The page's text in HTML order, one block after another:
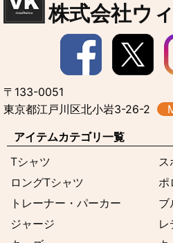
株式会社ウ
〒133-0051
東京都江戸川区北小岩3-26-2
アイテムカテゴリ一覧
Tシャツ
ス
ロングTシャツ
ポ
トレーナー・パーカー
ブ
ジャージ
レ